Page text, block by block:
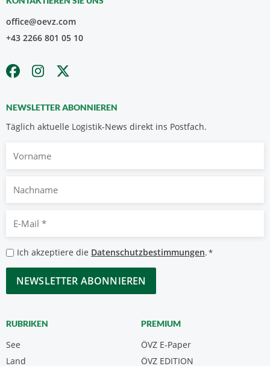
office@oevz.com
+43 2266 801 05 10
NEWSLETTER ABONNIEREN
Täglich aktuelle Logistik-News direkt ins Postfach.
Nachname
Mail
*
Datenschutzbestimmungen
*
Ich akzeptiere die Datenschutzbestimmungen.*
CAPTCHA
RUBRIKEN
See
Land
PREMIUM
ÖVZ E-Paper
ÖVZ EDITION